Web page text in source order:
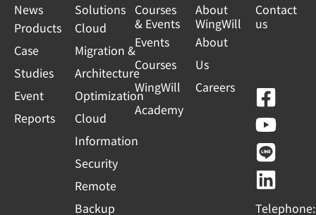
News
Products
Case
Studies
Event
Reports
Solutions
Cloud
Migration &
Architecture
Optimization
Cloud
Information
Security
Remote
Backup
Courses
& Events
Events
Courses
WingWill
Academy
About
WingWill
About
Us
Careers
Contact
us
F
a
c
e
b
o
Y
o
u
t
u
b
L
i
n
e
L
i
n
k
e
d
Telephone: